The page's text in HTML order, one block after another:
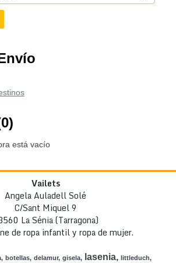
está vacío
Vailets
Angela Auladell Solé
C/Sant Miquel 9
La Sénia (Tarragona)
de ropa infantil y ropa de mujer.
botellas delamur gisela lasenia littleduch